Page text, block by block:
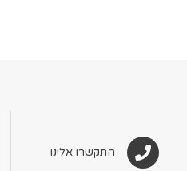
התקשרו אלינו